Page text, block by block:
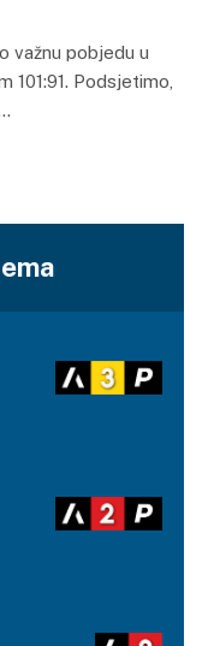
važnu pobjedu u
101:91. Podsjetimo,